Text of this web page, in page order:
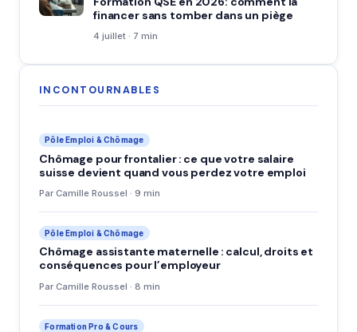
financer sans tomber dans un piège
4 juillet · 7 min
INCONTOURNABLES
Pôle Emploi & Chômage
Chômage pour frontalier : ce que votre salaire
suisse devient quand vous perdez votre emploi
Par Camille Roussel · 9 min
Pôle Emploi & Chômage
Chômage assistante maternelle : calcul, droits et
conséquences pour l’employeur
Par Camille Roussel · 8 min
Formation Pro & Cours